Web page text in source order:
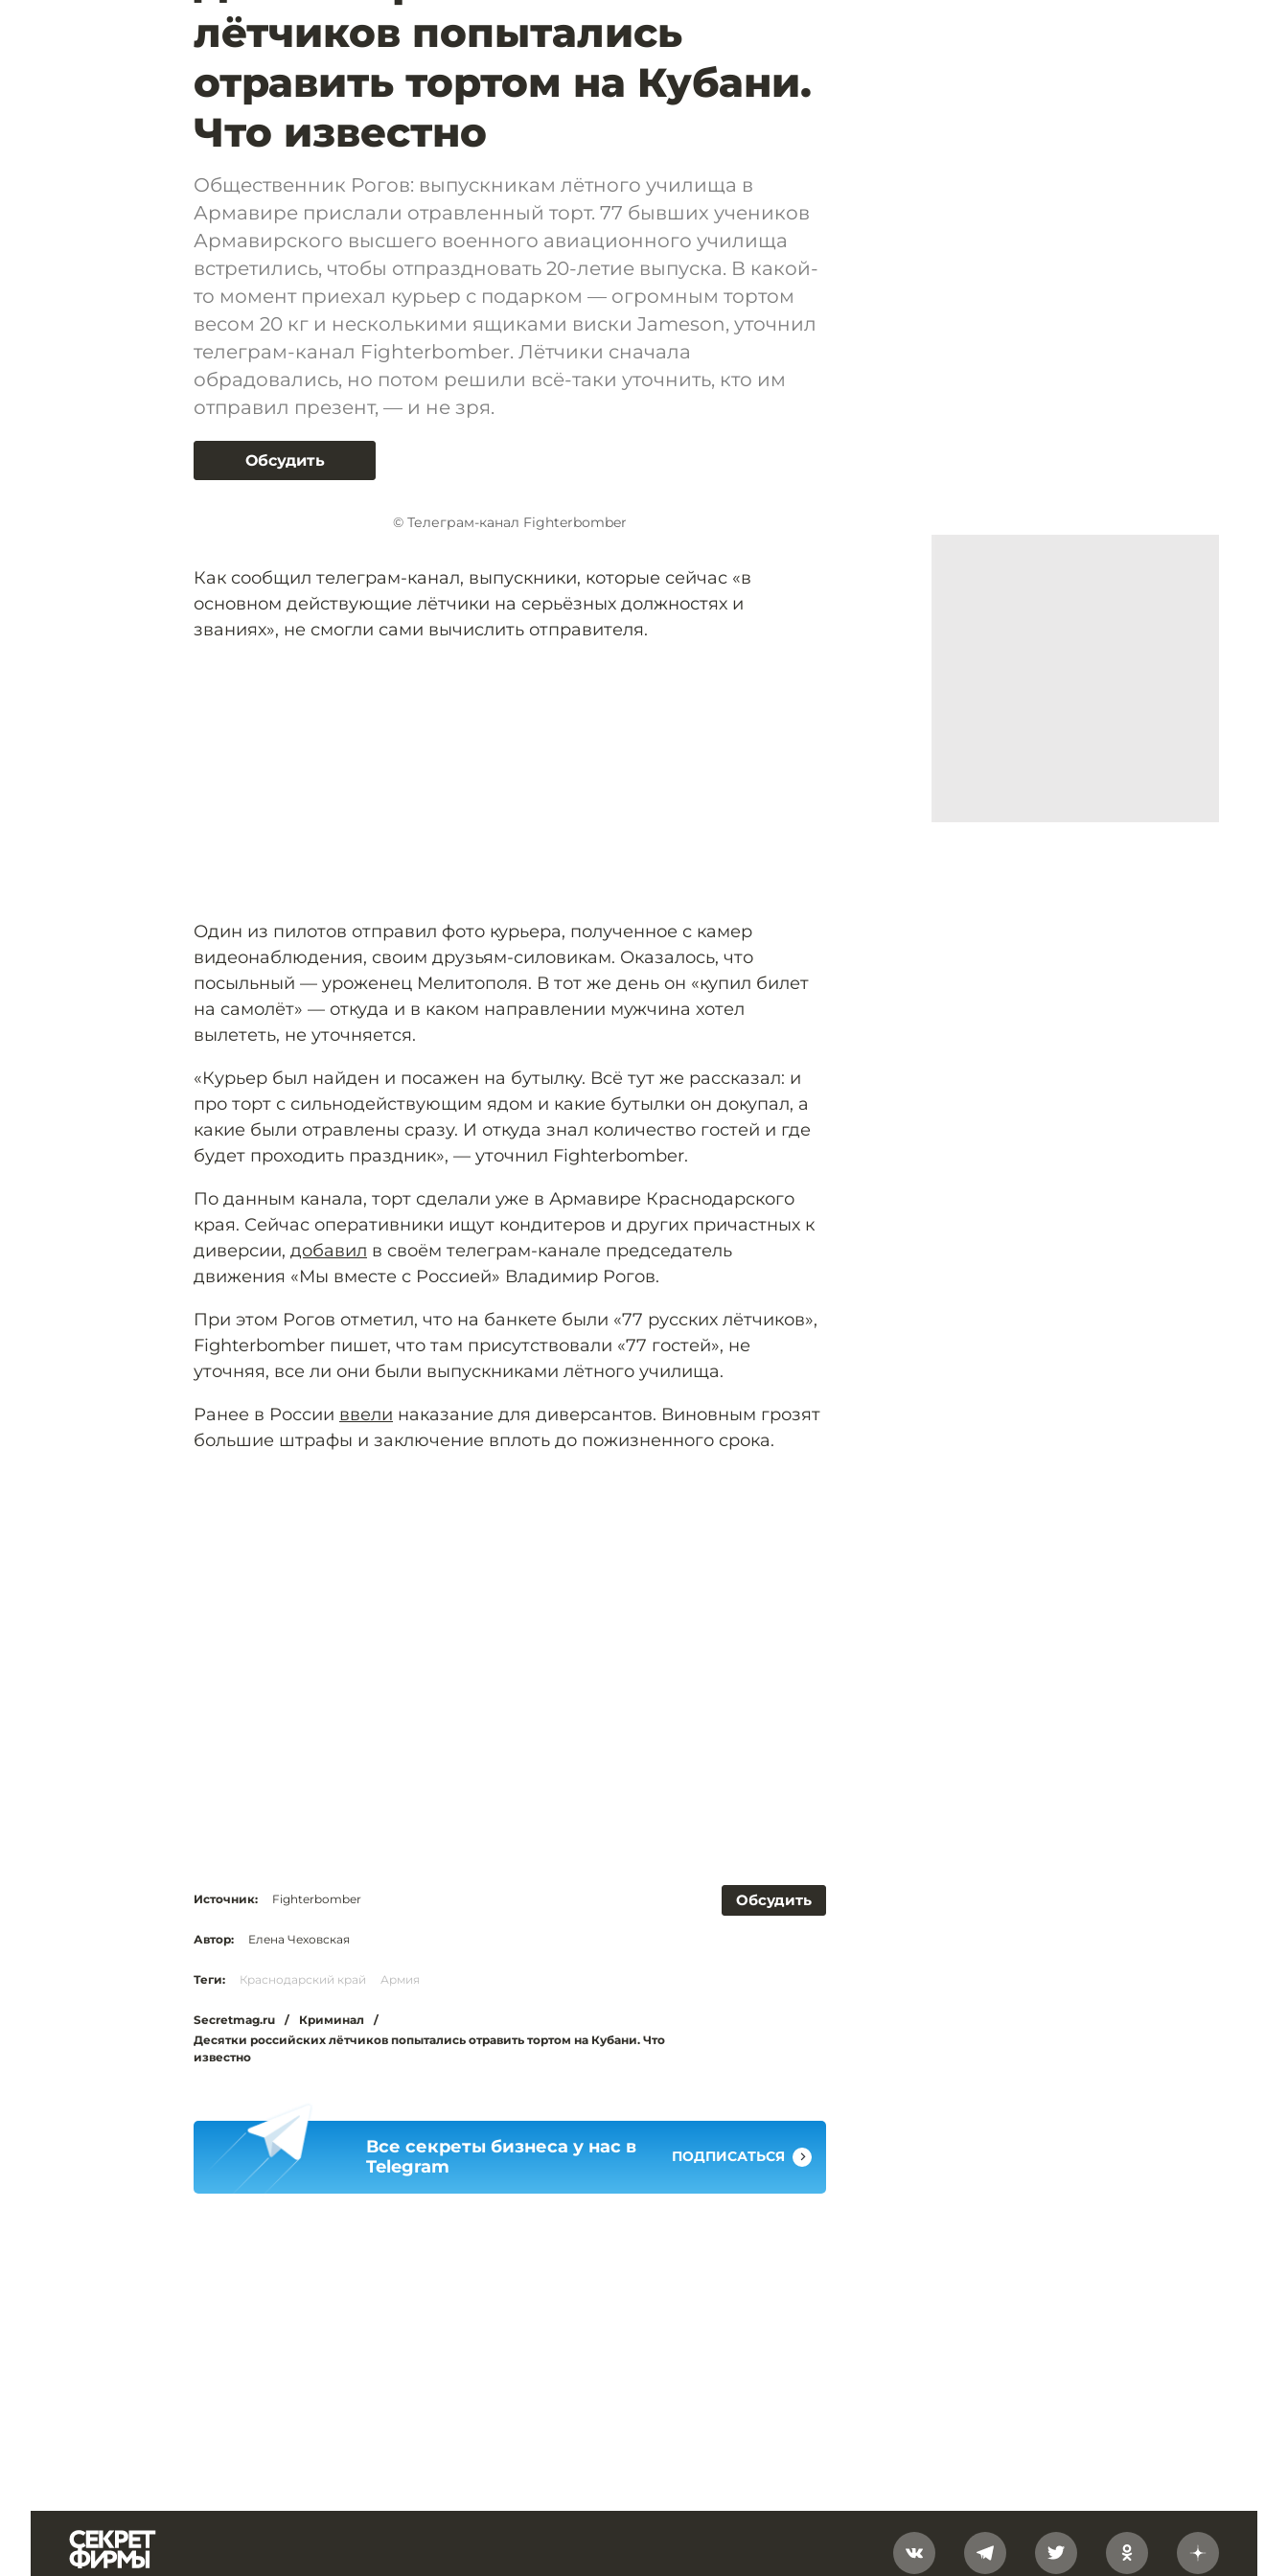
лётчиков попытались
отравить тортом на Кубани.
Что известно
Общественник Рогов: выпускникам лётного училища в
Армавире прислали отравленный торт. 77 бывших учеников
Армавирского высшего военного авиационного училища
встретились, чтобы отпраздновать 20-летие выпуска. В какой-
то момент приехал курьер с подарком — огромным тортом
весом 20 кг и несколькими ящиками виски Jameson, уточнил
телеграм-канал Fighterbomber. Лётчики сначала
обрадовались, но потом решили всё-таки уточнить, кто им
отправил презент, — и не зря.
Обсудить
© Телеграм-канал Fighterbomber
Как сообщил телеграм-канал, выпускники, которые сейчас «в
основном действующие лётчики на серьёзных должностях и
званиях», не смогли сами вычислить отправителя.
Один из пилотов отправил фото курьера, полученное с камер
видеонаблюдения, своим друзьям-силовикам. Оказалось, что
посыльный — уроженец Мелитополя. В тот же день он «купил билет
на самолёт» — откуда и в каком направлении мужчина хотел
вылететь, не уточняется.
«Курьер был найден и посажен на бутылку. Всё тут же рассказал: и
про торт с сильнодействующим ядом и какие бутылки он докупал, а
какие были отравлены сразу. И откуда знал количество гостей и где
будет проходить праздник», — уточнил Fighterbomber.
По данным канала, торт сделали уже в Армавире Краснодарского
края. Сейчас оперативники ищут кондитеров и других причастных к
диверсии, добавил в своём телеграм-канале председатель
движения «Мы вместе с Россией» Владимир Рогов.
При этом Рогов отметил, что на банкете были «77 русских лётчиков»,
Fighterbomber пишет, что там присутствовали «77 гостей», не
уточняя, все ли они были выпускниками лётного училища.
Ранее в России ввели наказание для диверсантов. Виновным грозят
большие штрафы и заключение вплоть до пожизненного срока.
Обсудить
Источник: Fighterbomber
Автор: Елена Чеховская
Теги: Краснодарский край Армия
Secretmag.ru / Криминал
/
Десятки российских лётчиков попытались отравить тортом на Кубани. Что
известно
Все секреты бизнеса у нас в
Telegram
ПОДПИСАТЬСЯ